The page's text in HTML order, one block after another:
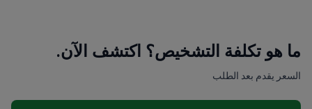
ما هو تكلفة التشخيص؟ اكتشف الآن.
السعر يقدم بعد الطلب